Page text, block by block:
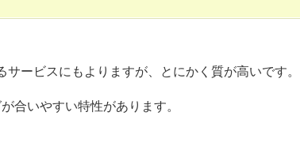
ービスにもよりますが、とにかく質が高いです。
合いやすい特性があります。